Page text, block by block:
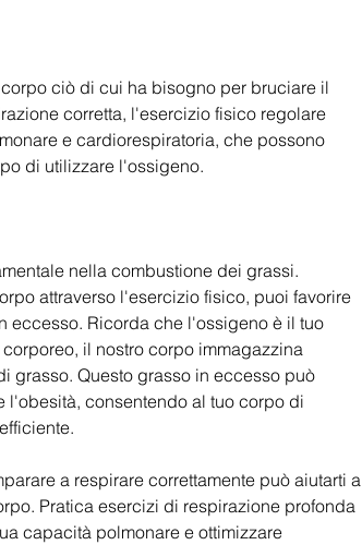
corretta, l'esercizio fisico regolare
e cardiorespiratoria, che possono
di utilizzare l'ossigeno.
nella combustione dei grassi.
attraverso l'esercizio fisico, puoi favorire
eccesso. Ricorda che l'ossigeno è il tuo
il nostro corpo immagazzina
grasso. Questo grasso in eccesso può
l'obesità, consentendo al tuo corpo di
a respirare correttamente può aiutarti a
Pratica esercizi di respirazione profonda
capacità polmonare e ottimizzare